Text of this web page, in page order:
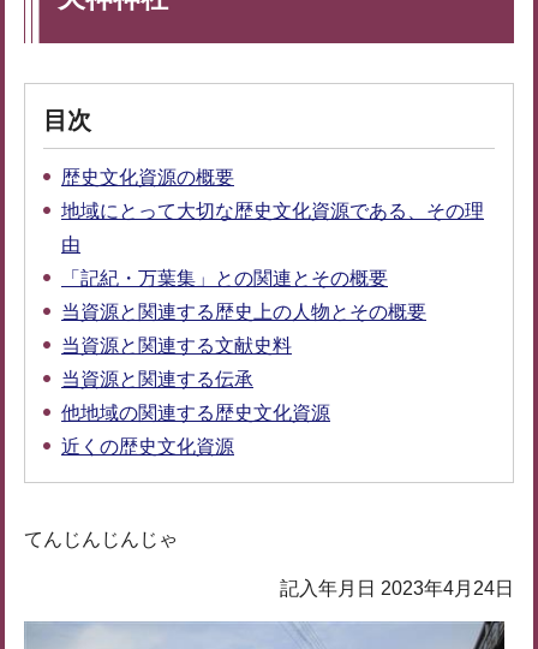
目次
歴史文化資源の概要
地域にとって大切な歴史文化資源である、その理
由
「記紀・万葉集」との関連とその概要
当資源と関連する歴史上の人物とその概要
当資源と関連する文献史料
当資源と関連する伝承
他地域の関連する歴史文化資源
近くの歴史文化資源
てんじんじんじゃ
記入年月日 2023年4月24日